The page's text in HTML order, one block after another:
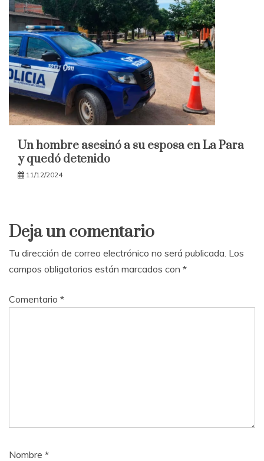
Un hombre asesinó a su esposa en La Para
y quedó detenido
11/12/2024
Deja un comentario
Tu dirección de correo electrónico no será publicada. Los
campos obligatorios están marcados con *
Comentario *
Nombre *